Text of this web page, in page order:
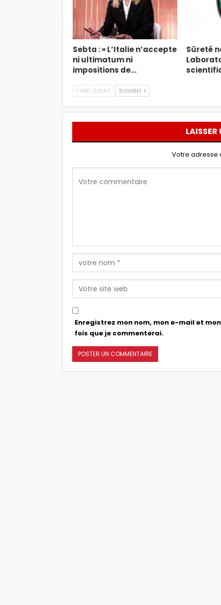
Sebta : « L’Italie n’accepte
ni ultimatum ni
impositions de…
Sûreté
PRÉCÉDENT SUIVANT
Votre adresse
Enregistrez mon nom, mon e-mail et
fois que je commenterai.